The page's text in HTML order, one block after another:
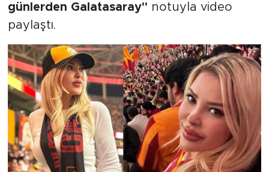
günlerden Galatasaray" notuyla video
paylaştı.